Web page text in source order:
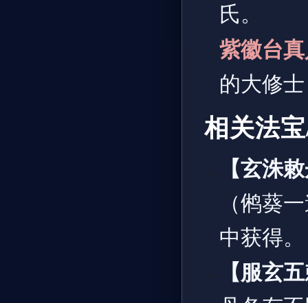
氏。
紫徽台
的大修
相关法
【玄洙
（鸺葵
中获得。
【服玄